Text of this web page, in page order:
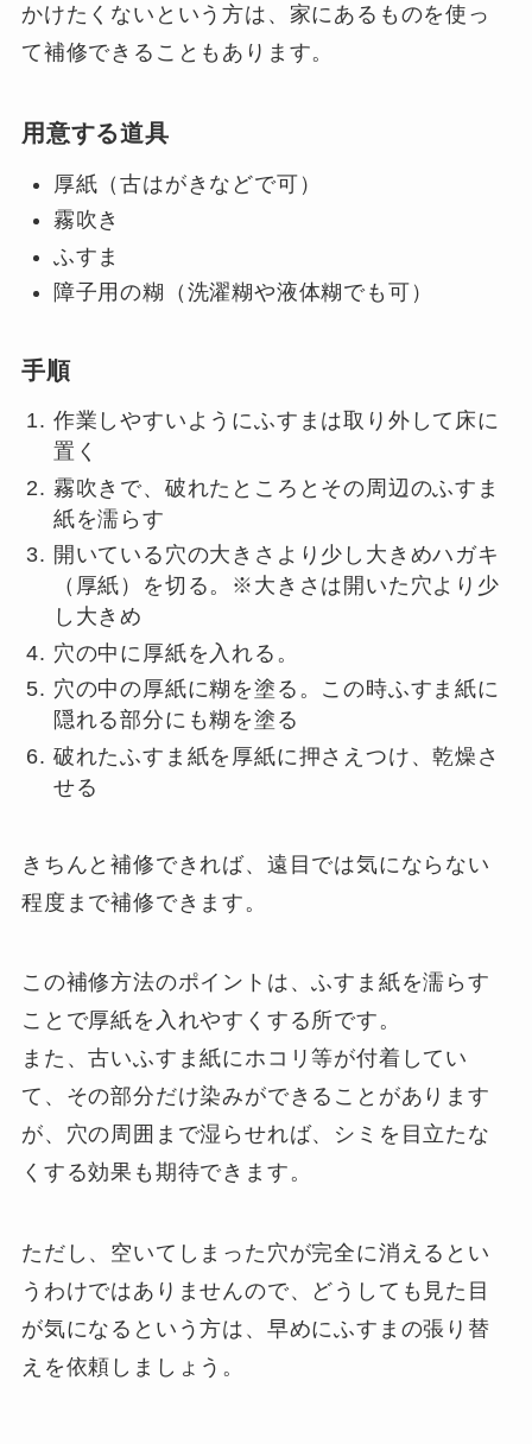
かけたくないという方は、家にあるものを使っ
て補修できることもあります。
用意する道具
厚紙（古はがきなどで可）
霧吹き
ふすま
障子用の糊（洗濯糊や液体糊でも可）
手順
作業しやすいようにふすまは取り外して床に
置く
霧吹きで、破れたところとその周辺のふすま
紙を濡らす
開いている穴の大きさより少し大きめハガキ
（厚紙）を切る。※大きさは開いた穴より少
し大きめ
穴の中に厚紙を入れる。
穴の中の厚紙に糊を塗る。この時ふすま紙に
隠れる部分にも糊を塗る
破れたふすま紙を厚紙に押さえつけ、乾燥さ
せる
きちんと補修できれば、遠目では気にならない
程度まで補修できます。
この補修方法のポイントは、ふすま紙を濡らす
ことで厚紙を入れやすくする所です。
また、古いふすま紙にホコリ等が付着してい
て、その部分だけ染みができることがあります
が、穴の周囲まで湿らせれば、シミを目立たな
くする効果も期待できます。
ただし、空いてしまった穴が完全に消えるとい
うわけではありませんので、どうしても見た目
が気になるという方は、早めにふすまの張り替
えを依頼しましょう。